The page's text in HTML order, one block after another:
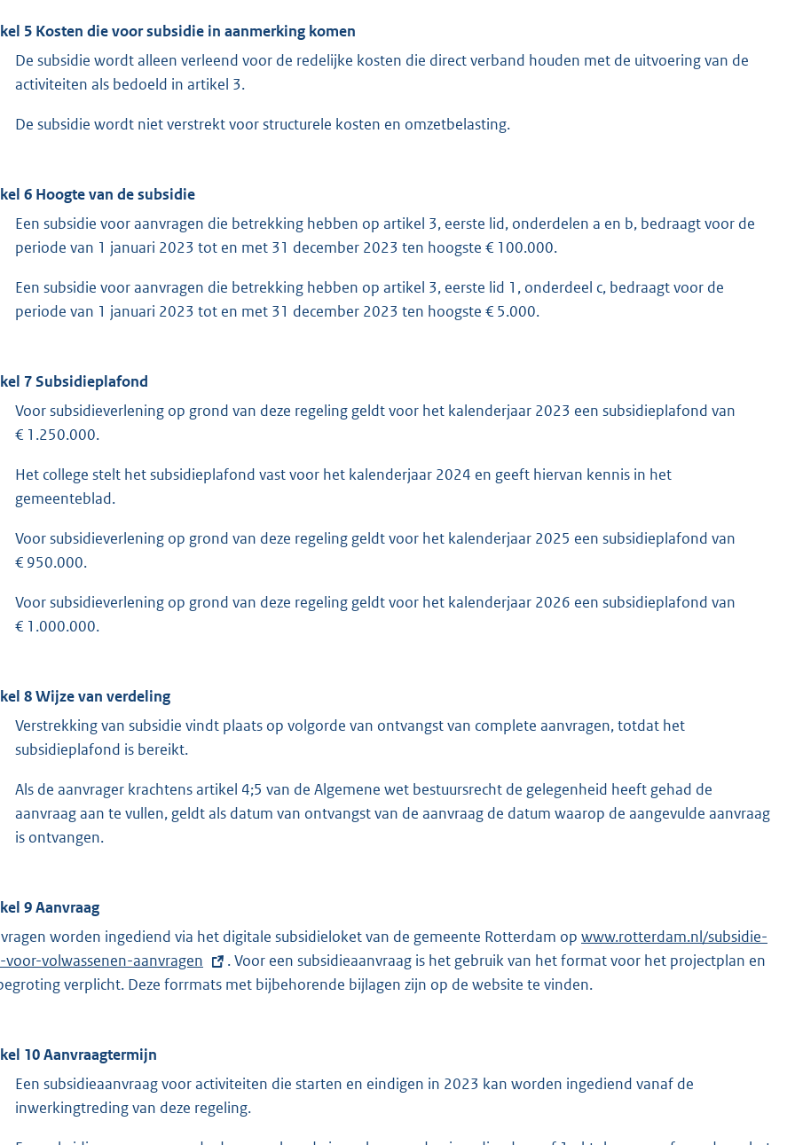
5 Kosten die voor subsidie in aanmerking komen
De subsidie wordt alleen verleend voor de redelijke kosten die direct verband houden met de uitvoering van de
activiteiten als bedoeld in artikel 3.
De subsidie wordt niet verstrekt voor structurele kosten en omzetbelasting.
6 Hoogte van de subsidie
Een subsidie voor aanvragen die betrekking hebben op artikel 3, eerste lid, onderdelen a en b, bedraagt voor de
periode van 1 januari 2023 tot en met 31 december 2023 ten hoogste € 100.000.
Een subsidie voor aanvragen die betrekking hebben op artikel 3, eerste lid 1, onderdeel c, bedraagt voor de
periode van 1 januari 2023 tot en met 31 december 2023 ten hoogste € 5.000.
7 Subsidieplafond
Voor subsidieverlening op grond van deze regeling geldt voor het kalenderjaar 2023 een subsidieplafond van
€ 1.250.000.
Het college stelt het subsidieplafond vast voor het kalenderjaar 2024 en geeft hiervan kennis in het
gemeenteblad.
Voor subsidieverlening op grond van deze regeling geldt voor het kalenderjaar 2025 een subsidieplafond van
€ 950.000.
Voor subsidieverlening op grond van deze regeling geldt voor het kalenderjaar 2026 een subsidieplafond van
€ 1.000.000.
8 Wijze van verdeling
Verstrekking van subsidie vindt plaats op volgorde van ontvangst van complete aanvragen, totdat het
subsidieplafond is bereikt.
Als de aanvrager krachtens artikel 4;5 van de Algemene wet bestuursrecht de gelegenheid heeft gehad de
aanvraag aan te vullen, geldt als datum van ontvangst van de aanvraag de datum waarop de aangevulde aanvraag
is ontvangen.
9 Aanvraag
worden ingediend via het digitale subsidieloket van de gemeente Rotterdam op E
x
t
e
www.rotterdam.nl/subsidie-
voor-volwassenen-aanvragen
. Voor een subsidieaanvraag is het gebruik van het format voor het projectplan en
verplicht. Deze forrmats met bijbehorende bijlagen zijn op de website te vinden.
10 Aanvraagtermijn
Een subsidieaanvraag voor activiteiten die starten en eindigen in 2023 kan worden ingediend vanaf de
inwerkingtreding van deze regeling.